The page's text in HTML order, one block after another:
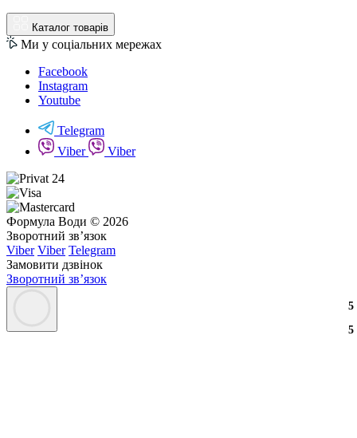
3
3
2
2
3
3
5
5
Каталог товарів
Ми у соціальних мережах
Facebook
Instagram
Youtube
Telegram
Viber
Viber
Формула Води © 2026
Зворотний зв’язок
Viber Viber Telegram
Замовити дзвінок
Зворотний зв’язок